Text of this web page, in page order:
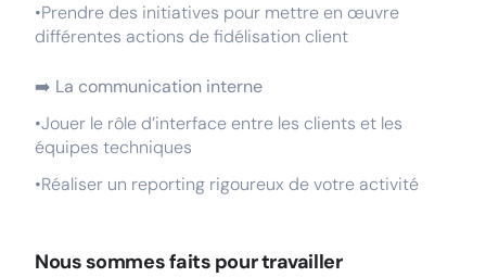
•Prendre des initiatives pour mettre en œuvre
différentes actions de fidélisation client
➡️ La communication interne
•Jouer le rôle d’interface entre les clients et les
équipes techniques
•Réaliser un reporting rigoureux de votre activité
Nous sommes faits pour travailler